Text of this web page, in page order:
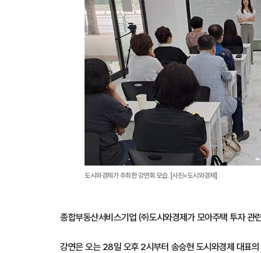
도시와경제가 주최한 강연회 모습. [사진=도시와경제]
종합부동산서비스기업 ㈜도시와경제가 모아주택 투자 관
강연은 오는 28일 오후 2시부터 송승현 도시와경제 대표